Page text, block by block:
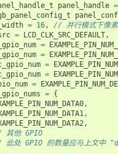
panel_handle =
= 16,
// 并行模式下像素
= LCD_CLK_SRC_DEFAULT,
=
=
=
=
= EXAMPLE_PIN_NUM_DE
= {
,
,
,
他 GPIO
处 GPIO 的数量应与上文中